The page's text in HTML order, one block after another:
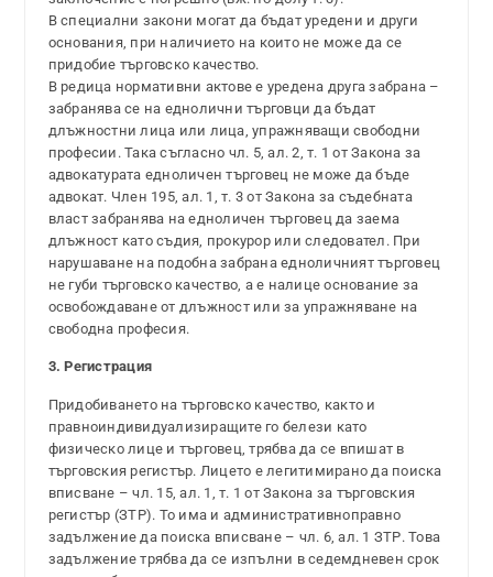
В специални закони могат да бъдат уредени и други
основания, при наличието на които не може да се
придобие търговско качество.
В редица нормативни актове е уредена друга забрана –
забранява се на еднолични търговци да бъдат
длъжностни лица или лица, упражняващи свободни
професии. Така съгласно чл. 5, ал. 2, т. 1 от Закона за
адвокатурата едноличен търговец не може да бъде
адвокат. Член 195, ал. 1, т. 3 от Закона за съдебната
власт забранява на едноличен търговец да заема
длъжност като съдия, прокурор или следовател. При
нарушаване на подобна забрана едноличният търговец
не губи търговско качество, а е налице основание за
освобождаване от длъжност или за упражняване на
свободна професия.
3. Регистрация
Придобиването на търговско качество, както и
правноиндивидуализиращите го белези като
физическо лице и търговец, трябва да се впишат в
търговския регистър. Лицето е легитимирано да поиска
вписване – чл. 15, ал. 1, т. 1 от Закона за търговския
регистър (ЗТР). То има и административноправно
задължение да поиска вписване – чл. 6, ал. 1 ЗТР. Това
задължение трябва да се изпълни в седемдневен срок